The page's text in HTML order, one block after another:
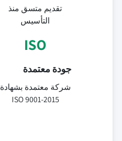
تقديم متسق منذ
التأسيس
ISO
جودة معتمدة
شركة معتمدة بشهادة
ISO 9001-2015